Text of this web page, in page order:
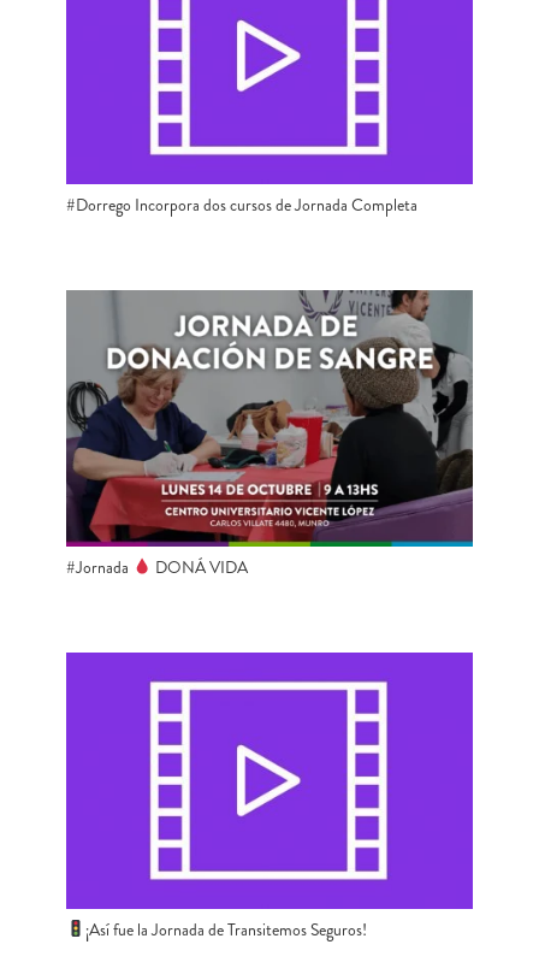
#Dorrego Incorpora dos cursos de Jornada Completa
#Jornada DONÁ VIDA
¡Así fue la Jornada de Transitemos Seguros!